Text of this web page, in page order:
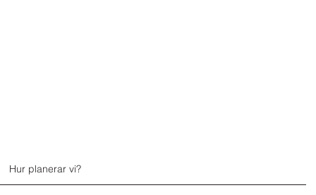
Hur planerar vi?